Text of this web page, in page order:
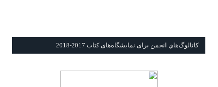
كاتالوگ‌هاي انجمن برای نمايشگاه‌های كتاب 2017-2018